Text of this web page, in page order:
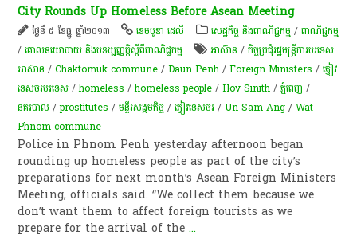
City Rounds Up Homeless Before Asean Meeting
ថ្ងៃទី ៥ ខែធ្នូ ឆ្នាំ២០១៣ ខេមបូឌា ដេលី សេដ្ឋកិច្ច និងពាណិជ្ជកម្ម /ពាណិជ្ជកម្ម
/គោលនយោបាយ និងបទប្បញ្ញត្តិស្តីពីពាណិជ្ជកម្ម អាស៊ាន /កិច្ចប្រជុំ​រដ្ឋមន្ត្រី​ការ​បរទេស​
អាស៊ាន /Chaktomuk commune /Daun Penh /Foreign Ministers /ភ្ញៀវ
ទេសចរ​បរទេស​ /homeless /homeless people /Hov Sinith /ភ្នំពេញ /
នគរបាល /prostitutes /មន្ទីរ​សង្គមកិច្ច /ភ្ញៀវ​ទេសចរ /Un Sam Ang /Wat
Phnom commune
Police in Phnom Penh yesterday afternoon began
rounding up homeless people as part of the city’s
preparations for next month’s Asean Foreign Ministers
Meeting, officials said. “We collect them because we
don’t want them to affect foreign tourists as we
prepare for the arrival of the...